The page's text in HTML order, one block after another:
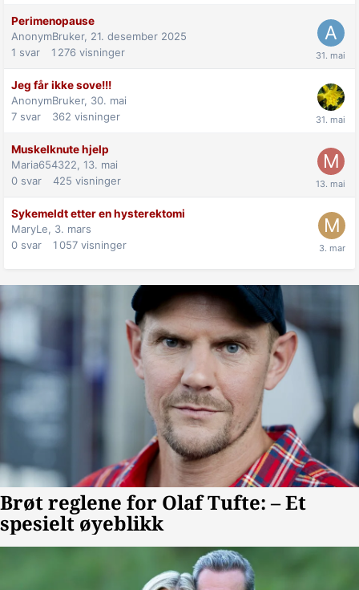
Perimenopause
AnonymBruker, 21. desember 2025
1 svar 1 276 visninger
Jeg får ikke sove!!!
AnonymBruker, 30. mai
7 svar 362 visninger
Muskelknute hjelp
Maria654322, 13. mai
0 svar 425 visninger
Sykemeldt etter en hysterektomi
MaryLe, 3. mars
0 svar 1 057 visninger